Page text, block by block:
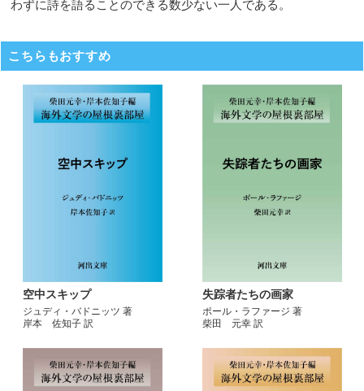
わずに詩を語ることのできる数少ない一人である。
こちらもおすすめ
空中スキップ
ジュディ・バドニッツ 著
岸本 佐知子 訳
失踪者たちの画家
ポール・ラファージ 著
柴田 元幸 訳